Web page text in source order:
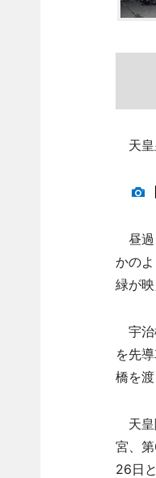
天皇
昼過
かの
緑が
宇治
を先
橋を渡
天皇
宮、
26日